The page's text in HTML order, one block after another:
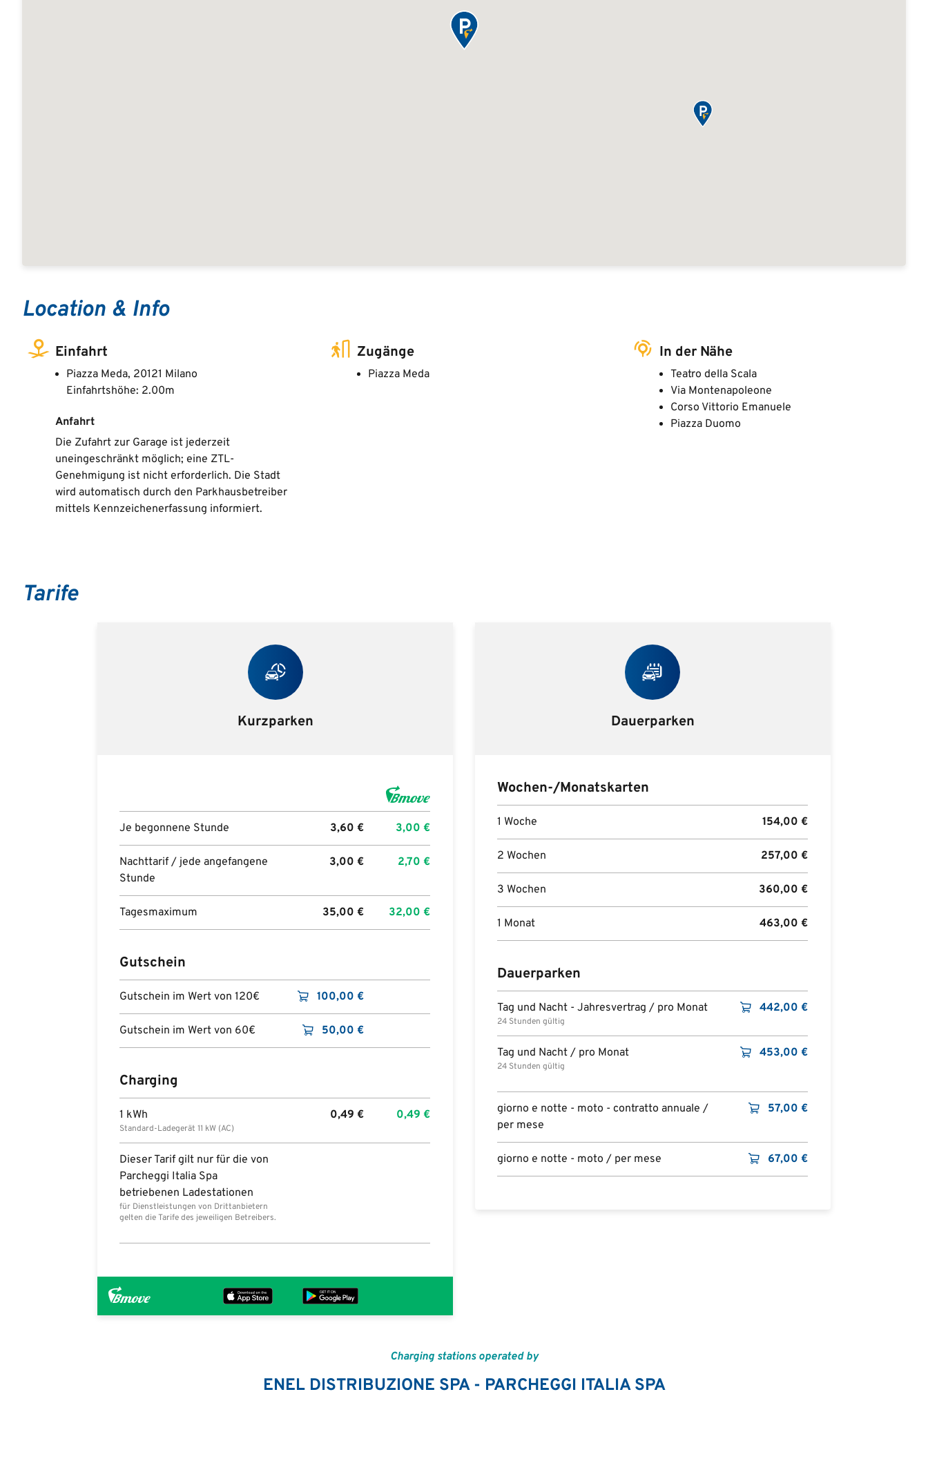
Location & Info
Einfahrt
Piazza Meda, 20121 Milano
Einfahrtshöhe: 2.00m
Anfahrt
Die Zufahrt zur Garage ist jederzeit
uneingeschränkt möglich; eine ZTL-
Genehmigung ist nicht erforderlich. Die Stadt
wird automatisch durch den Parkhausbetreiber
mittels Kennzeichenerfassung informiert.
Zugänge
Piazza Meda
In der Nähe
Teatro della Scala
Via Montenapoleone
Corso Vittorio Emanuele
Piazza Duomo
Tarife
Kurzparken
Je begonnene Stunde 3,60€ 3,00€
Nachttarif / jede angefangene
Stunde
3,00€ 2,70€
Tagesmaximum 35,00€ 32,00€
Gutschein
Gutschein im Wert von 120€ 100,00€
Gutschein im Wert von 60€ 50,00€
Charging
1 kWh
Standard-Ladegerät 11 kW (AC)
0,49€ 0,49€
Dieser Tarif gilt nur für die von
Parcheggi Italia Spa
betriebenen Ladestationen
für Dienstleistungen von Drittanbietern
gelten die Tarife des jeweiligen Betreibers.
Dauerparken
Wochen-/Monatskarten
1 Woche 154,00 €
2 Wochen 257,00 €
3 Wochen 360,00 €
1 Monat 463,00 €
Dauerparken
Tag und Nacht - Jahresvertrag / pro Monat
24 Stunden gültig
442,00 €
Tag und Nacht / pro Monat
24 Stunden gültig
453,00 €
giorno e notte - moto - contratto annuale /
per mese
57,00 €
giorno e notte - moto / per mese 67,00 €
Charging stations operated by
ENEL DISTRIBUZIONE SPA - PARCHEGGI ITALIA SPA